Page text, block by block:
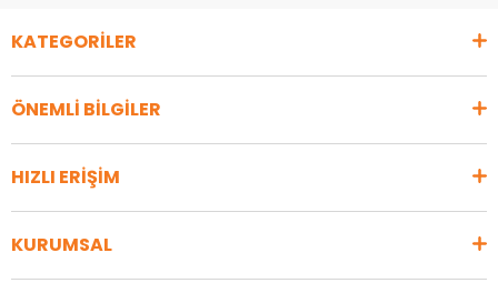
KATEGORİLER
ÖNEMLİ BİLGİLER
HIZLI ERİŞİM
KURUMSAL